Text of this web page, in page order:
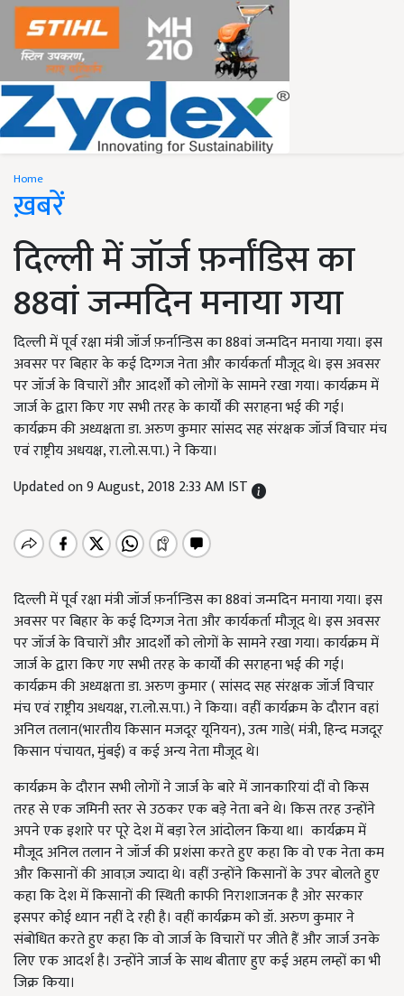
Home
ख़बरें
दिल्ली में जॉर्ज फ़र्नांडिस का
88वां जन्मदिन मनाया गया
दिल्ली में पूर्व रक्षा मंत्री जॉर्ज फ़र्नान्डिस का 88वां जन्मदिन मनाया गया। इस
अवसर पर बिहार के कई दिग्गज नेता और कार्यकर्ता मौजूद थे। इस अवसर
पर जॉर्ज के विचारों और आदर्शों को लोगों के सामने रखा गया। कार्यक्रम में
जार्ज के द्वारा किए गए सभी तरह के कार्यों की सराहना भई की गई।
कार्यक्रम की अध्यक्षता डा. अरुण कुमार सांसद सह संरक्षक जॉर्ज विचार मंच
एवं राष्ट्रीय अधयक्ष, रा.लो.स.पा.) ने किया।
Updated on 9 August, 2018 2:33 AM IST
दिल्ली में पूर्व रक्षा मंत्री जॉर्ज फ़र्नान्डिस का 88वां जन्मदिन मनाया गया। इस
अवसर पर बिहार के कई दिग्गज नेता और कार्यकर्ता मौजूद थे। इस अवसर
पर जॉर्ज के विचारों और आदर्शों को लोगों के सामने रखा गया। कार्यक्रम में
जार्ज के द्वारा किए गए सभी तरह के कार्यों की सराहना भई की गई।
कार्यक्रम की अध्यक्षता डा. अरुण कुमार ( सांसद सह संरक्षक जॉर्ज विचार
मंच एवं राष्ट्रीय अधयक्ष, रा.लो.स.पा.) ने किया। वहीं कार्यक्रम के दौरान वहां
अनिल तलान(भारतीय किसान मजदूर यूनियन), उत्म गाडे( मंत्री, हिन्द मजदूर
किसान पंचायत, मुंबई) व कई अन्य नेता मौजूद थे।
कार्यक्रम के दौरान सभी लोगों ने जार्ज के बारे में जानकारियां दीं वो किस
तरह से एक जमिनी स्तर से उठकर एक बड़े नेता बने थे। किस तरह उन्होंने
अपने एक इशारे पर पूरे देश में बड़ा रेल आंदोलन किया था। कार्यक्रम में
मौजूद अनिल तलान ने जॉर्ज की प्रशंसा करते हुए कहा कि वो एक नेता कम
और किसानों की आवाज़ ज्यादा थे। वहीं उन्होंने किसानों के उपर बोलते हुए
कहा कि देश में किसानों की स्थिती काफी निराशाजनक है ओर सरकार
इसपर कोई ध्यान नहीं दे रही है। वहीं कार्यक्रम को डॉ. अरुण कुमार ने
संबोधित करते हुए कहा कि वो जार्ज के विचारों पर जीते हैं और जार्ज उनके
लिए एक आदर्श है। उन्होंने जार्ज के साथ बीताए हुए कई अहम लम्हों का भी
जिक्र किया।